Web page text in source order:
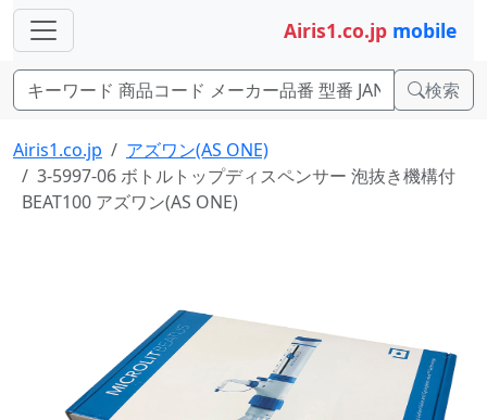
Airis1.co.jp mobile
検索
Airis1.co.jp
アズワン(AS ONE)
3-5997-06 ボトルトップディスペンサー 泡抜き機構付
BEAT100 アズワン(AS ONE)